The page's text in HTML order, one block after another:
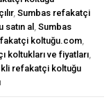
, Sumbas refakatçi
al Sumbas
koltuğu.com
koltukları ve fiyatları
refakatçi koltuğu